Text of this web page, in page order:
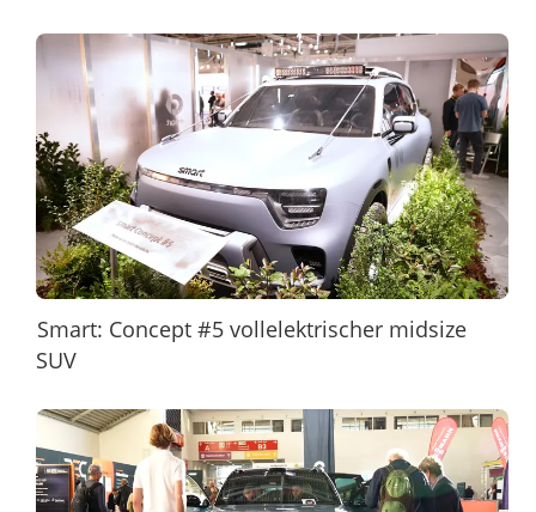
Smart: Concept #5 vollelektrischer midsize
SUV